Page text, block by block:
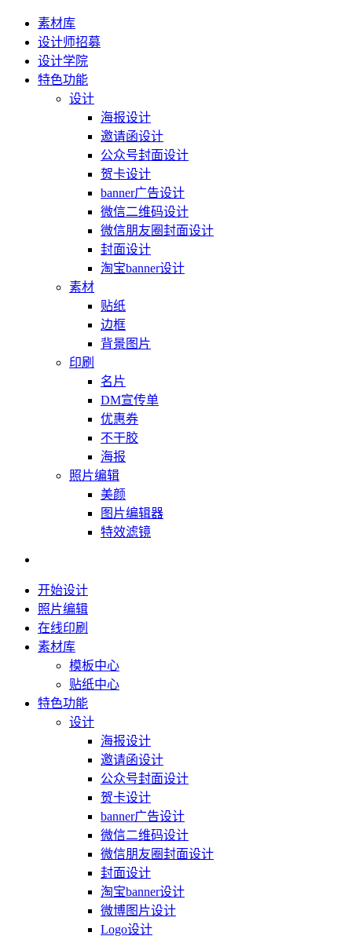
素材库
设计师招募
设计学院
特色功能
设计
海报设计
邀请函设计
公众号封面设计
贺卡设计
banner广告设计
微信二维码设计
微信朋友圈封面设计
封面设计
淘宝banner设计
素材
贴纸
边框
背景图片
印刷
名片
DM宣传单
优惠券
不干胶
海报
照片编辑
美颜
图片编辑器
特效滤镜
开始设计
照片编辑
在线印刷
素材库
模板中心
贴纸中心
特色功能
设计
海报设计
邀请函设计
公众号封面设计
贺卡设计
banner广告设计
微信二维码设计
微信朋友圈封面设计
封面设计
淘宝banner设计
微博图片设计
Logo设计